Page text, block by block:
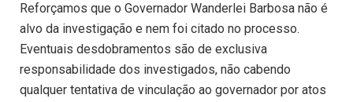
Reforçamos que o Governador Wanderlei Barbosa não é
alvo da investigação e nem foi citado no processo.
Eventuais desdobramentos são de exclusiva
responsabilidade dos investigados, não cabendo
qualquer tentativa de vinculação ao governador por atos